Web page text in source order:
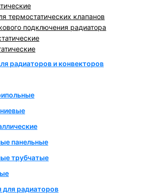
термостатических клапанов
подключения радиатора
радиаторов и конвекторов
панельные
трубчатые
для радиаторов